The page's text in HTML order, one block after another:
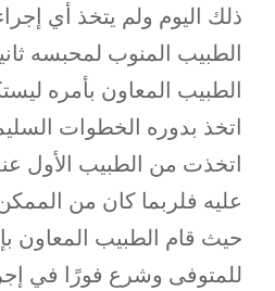
ذلك اليوم ولم يتخذ أي
الطبيب المنوب لمحبسه
الطبيب المعاون بأمره
اتخذ بدوره الخطوات
اتخذت من الطبيب الأول
عليه فلربما كان من
حيث قام الطبيب المعاون
للمتوفى وشرع فورًا في